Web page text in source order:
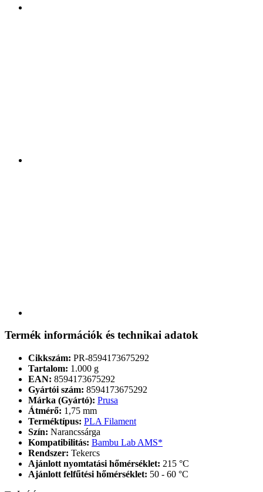
Termék információk és technikai adatok
Cikkszám: PR-8594173675292
Tartalom: 1.000 g
EAN: 8594173675292
Gyártói szám: 8594173675292
Márka (Gyártó): Prusa
Átmérő: 1,75 mm
Terméktípus: PLA Filament
Szín: Narancssárga
Kompatibilitás: Bambu Lab AMS*
Rendszer: Tekercs
Ajánlott nyomtatási hőmérséklet: 215 °C
Ajánlott felfűtési hőmérséklet: 50 - 60 °C